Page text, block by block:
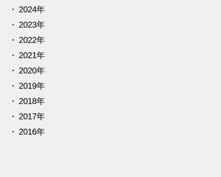
2024年
2023年
2022年
2021年
2020年
2019年
2018年
2017年
2016年